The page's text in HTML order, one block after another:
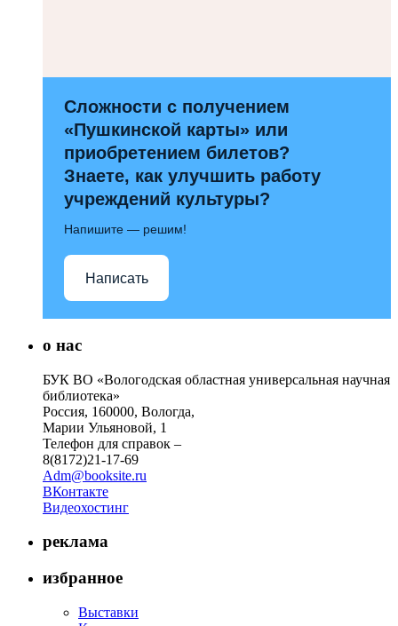
Сложности с получением
«Пушкинской карты» или
приобретением билетов?
Знаете, как улучшить работу
учреждений культуры?
Напишите — решим!
Написать
о нас
БУК ВО «Вологодская областная универсальная научная
библиотека»
Россия, 160000, Вологда,
Марии Ульяновой, 1
Телефон для справок –
8(8172)21-17-69
Adm@booksite.ru
ВКонтакте
Видеохостинг
реклама
избранное
Выставки